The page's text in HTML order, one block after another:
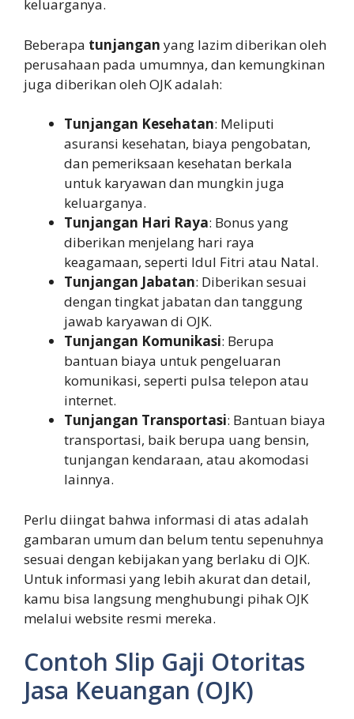
keluarganya.
Beberapa tunjangan yang lazim diberikan oleh
perusahaan pada umumnya, dan kemungkinan
juga diberikan oleh OJK adalah:
Tunjangan Kesehatan: Meliputi
asuransi kesehatan, biaya pengobatan,
dan pemeriksaan kesehatan berkala
untuk karyawan dan mungkin juga
keluarganya.
Tunjangan Hari Raya: Bonus yang
diberikan menjelang hari raya
keagamaan, seperti Idul Fitri atau Natal.
Tunjangan Jabatan: Diberikan sesuai
dengan tingkat jabatan dan tanggung
jawab karyawan di OJK.
Tunjangan Komunikasi: Berupa
bantuan biaya untuk pengeluaran
komunikasi, seperti pulsa telepon atau
internet.
Tunjangan Transportasi: Bantuan biaya
transportasi, baik berupa uang bensin,
tunjangan kendaraan, atau akomodasi
lainnya.
Perlu diingat bahwa informasi di atas adalah
gambaran umum dan belum tentu sepenuhnya
sesuai dengan kebijakan yang berlaku di OJK.
Untuk informasi yang lebih akurat dan detail,
kamu bisa langsung menghubungi pihak OJK
melalui website resmi mereka.
Contoh Slip Gaji Otoritas
Jasa Keuangan (OJK)